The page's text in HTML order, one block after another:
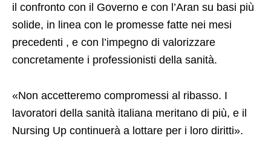
il confronto con il Governo e con l’Aran su basi più
solide, in linea con le promesse fatte nei mesi
precedenti , e con l’impegno di valorizzare
concretamente i professionisti della sanità.
«Non accetteremo compromessi al ribasso. I
lavoratori della sanità italiana meritano di più, e il
Nursing Up continuerà a lottare per i loro diritti».